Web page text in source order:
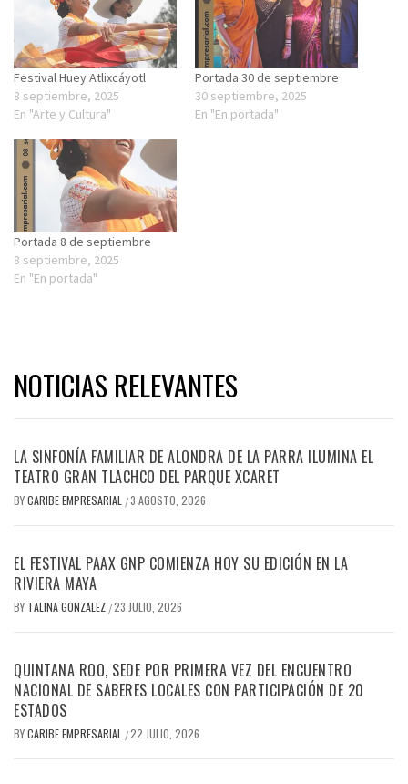
Festival Huey Atlixcáyotl
8 septiembre, 2025
En "Arte y Cultura"
Portada 30 de septiembre
30 septiembre, 2025
En "En portada"
Portada 8 de septiembre
8 septiembre, 2025
En "En portada"
NOTICIAS RELEVANTES
LA SINFONÍA FAMILIAR DE ALONDRA DE LA PARRA ILUMINA EL
TEATRO GRAN TLACHCO DEL PARQUE XCARET
BYCARIBE EMPRESARIAL /3 AGOSTO, 2026
EL FESTIVAL PAAX GNP COMIENZA HOY SU EDICIÓN EN LA
RIVIERA MAYA
BY TALINA GONZALEZ /23 JULIO, 2026
QUINTANA ROO, SEDE POR PRIMERA VEZ DEL ENCUENTRO
NACIONAL DE SABERES LOCALES CON PARTICIPACIÓN DE 20
ESTADOS
BYCARIBE EMPRESARIAL /22 JULIO, 2026